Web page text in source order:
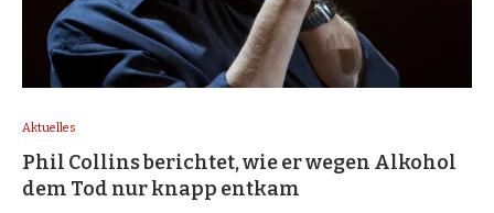
Aktuelles
Phil Collins berichtet, wie er wegen Alkohol
dem Tod nur knapp entkam